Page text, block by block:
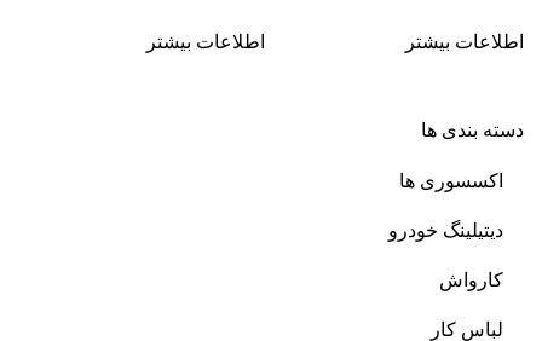
دسته بندی ها
اکسسوری ها
دیتیلینگ خودرو
کارواش
لباس کار
اطلاعات بیشتر اطلاعات بیشتر